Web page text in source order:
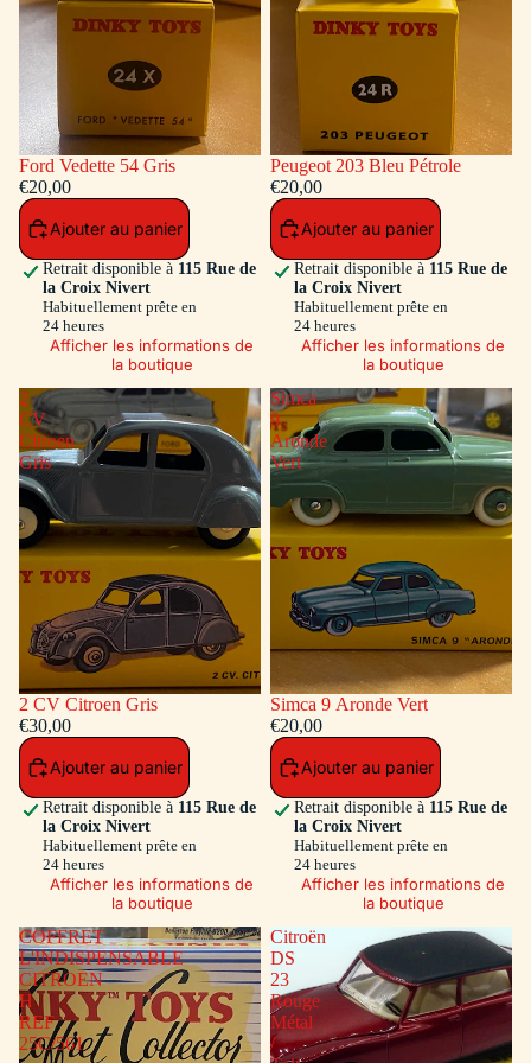
Ford Vedette 54 Gris
€20,00
Ajouter au panier
Retrait disponible à 115 Rue de
la Croix Nivert
Habituellement prête en
24 heures
Afficher les informations de
la boutique
Peugeot 203 Bleu Pétrole
€20,00
Ajouter au panier
Retrait disponible à 115 Rue de
la Croix Nivert
Habituellement prête en
24 heures
Afficher les informations de
la boutique
2
CV
Citroen
Gris
2 CV Citroen Gris
€30,00
Ajouter au panier
Retrait disponible à 115 Rue de
la Croix Nivert
Habituellement prête en
24 heures
Afficher les informations de
la boutique
Simca
9
Aronde
Vert
Simca 9 Aronde Vert
€20,00
Ajouter au panier
Retrait disponible à 115 Rue de
la Croix Nivert
Habituellement prête en
24 heures
Afficher les informations de
la boutique
COFFRET
L'INDISPENSABLE
CITROEN
H
REF
25C/561
Citroën
DS
23
Rouge
Métal
/